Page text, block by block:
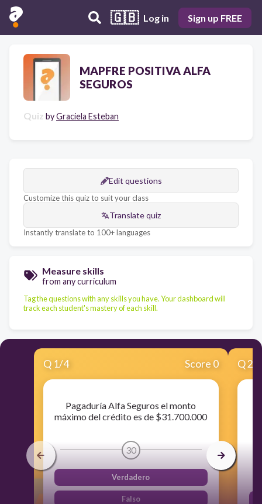
🇬🇧 Log in Sign up FREE
MAPFRE POSITIVA ALFA
SEGUROS
Quiz byGraciela Esteban
Edit questions
Customize this quiz to suit your class
Translate quiz
Instantly translate to 100+ languages
Measure skills
from any curriculum
Tag the questions with any skills you have. Your dashboard will
track each student's mastery of each skill.
Q 1/4 Score 0
Pagaduría Alfa Seguros el monto
máximo del crédito es de $31.700.000
30
Verdadero
Falso
Q2